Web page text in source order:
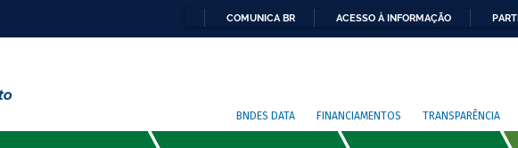
COMUNICA BR ACESSO À INFORMAÇÃO
BNDES DATA FINANCIAMENTOS TRANSPARÊNCIA